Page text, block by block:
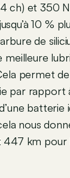
ch) et 350
10 %
de
permet
par rapport
batterie
nous
447 km pour